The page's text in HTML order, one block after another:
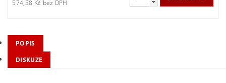
574,38 Kč bez DPH
POPIS
DISKUZE